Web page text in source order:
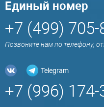
Единый номер
+7 (499) 705-
Позвоните нам по телефону,
Telegram
+7 (996) 174-